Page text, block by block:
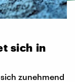
sich in
zunehmend